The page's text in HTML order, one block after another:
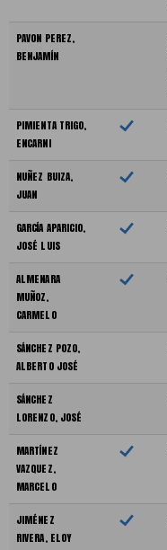
PAVON PEREZ,
BENJAMÍN
PIMIENTA TRIGO,
ENCARNI
NUÑEZ BUIZA,
JUAN
GARCÍA APARICIO,
JOSÉ LUIS
ALMENARA
MUÑOZ,
CARMELO
SÁNCHEZ POZO,
ALBERTO JOSÉ
SÁNCHEZ
LORENZO, JOSÉ
MARTÍNEZ
VAZQUEZ,
MARCELO
JIMÉNEZ
RIVERA, ELOY